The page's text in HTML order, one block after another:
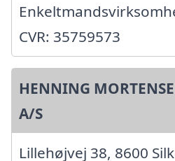
CVR: 35759573
HENNING
A/S
Lillehøjvej 38, 8600